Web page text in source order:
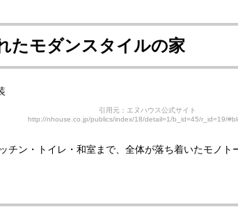
たモダンスタイルの家
引用元：エヌハウス公式サイト
http://nhouse.co.jp/publics/index/18/detail=1/b_id=45/r_id=19/
チン・トイレ・和室まで、全体が落ち着いたモノ